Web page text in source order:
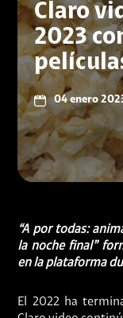
Claro
2023
04 enero
“A por todas:
la noche final”
en la plataforma
El 2022 ha